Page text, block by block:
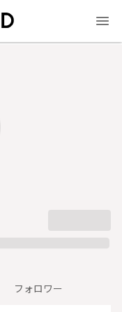
フォロワー